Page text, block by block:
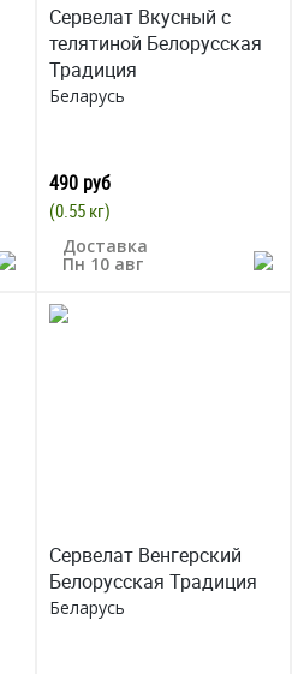
Сервелат Вкусный с
телятиной Белорусская
Традиция
Беларусь
490 руб
(0.55 кг)
Доставка
Пн 10 авг
Сервелат Венгерский
Белорусская Традиция
Беларусь